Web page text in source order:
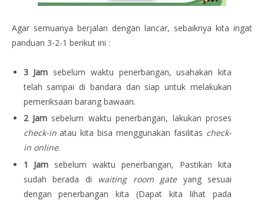
Agar semuanya berjalan dengan lancar, sebaiknya kita ingat
panduan 3-2-1 berikut ini :
3 Jam sebelum waktu penerbangan, usahakan kita
telah sampai di bandara dan siap untuk melakukan
pemeriksaan barang bawaan.
2 Jam sebelum waktu penerbangan, lakukan proses
check-inatau kita bisa menggunakan fasilitas check-
in online.
1 Jam sebelum waktu penerbangan, Pastikan kita
sudah berada di
waiting room gateyang sesuai
dengan penerbangan kita (Dapat kita lihat pada